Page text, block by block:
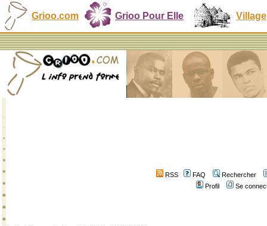
Grioo.com Grioo Pour Elle Village
RSS FAQ
Rechercher
Profil
Se